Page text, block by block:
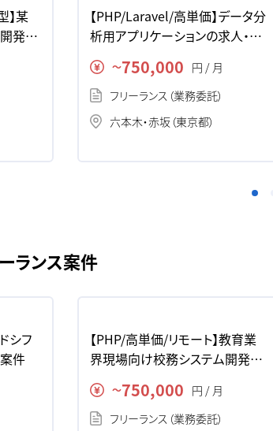
】某
発の
【PHP/Laravel/高単価】データ分
析用アプリケーションの求人・案
件
〜750,000 円 / 月
フリーランス（業務委託）
六本木・赤坂（東京都）
ランス案件
シフ
件
【PHP/高単価/リモート】教育業
界現場向け校務システム開発の
求人・案件
〜750,000 円 / 月
フリーランス（業務委託）